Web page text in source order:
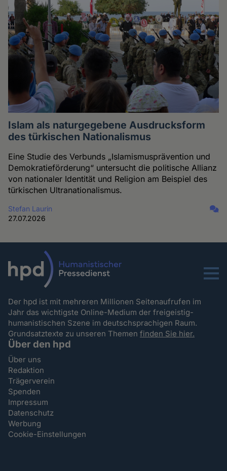
Islam als naturgegebene Ausdrucksform
des türkischen Nationalismus
Eine Studie des Verbunds „Islamismusprävention und
Demokratieförderung“ untersucht die politische Allianz
von nationaler Identität und Religion am Beispiel des
türkischen Ultranationalismus.
Stefan Laurin
27.07.2026
Menu
Der hpd ist mit mehreren Millionen Seitenaufrufen im
Jahr das wichtigste Online-Medium der freigeistig-
humanistischen Szene im deutschsprachigen Raum.
Grundsatztexte zu unseren Themenfinden Sie hier.
Über den hpd
Über uns
Redaktion
Trägerverein
Spenden
Impressum
Datenschutz
Werbung
Cookie-Einstellungen